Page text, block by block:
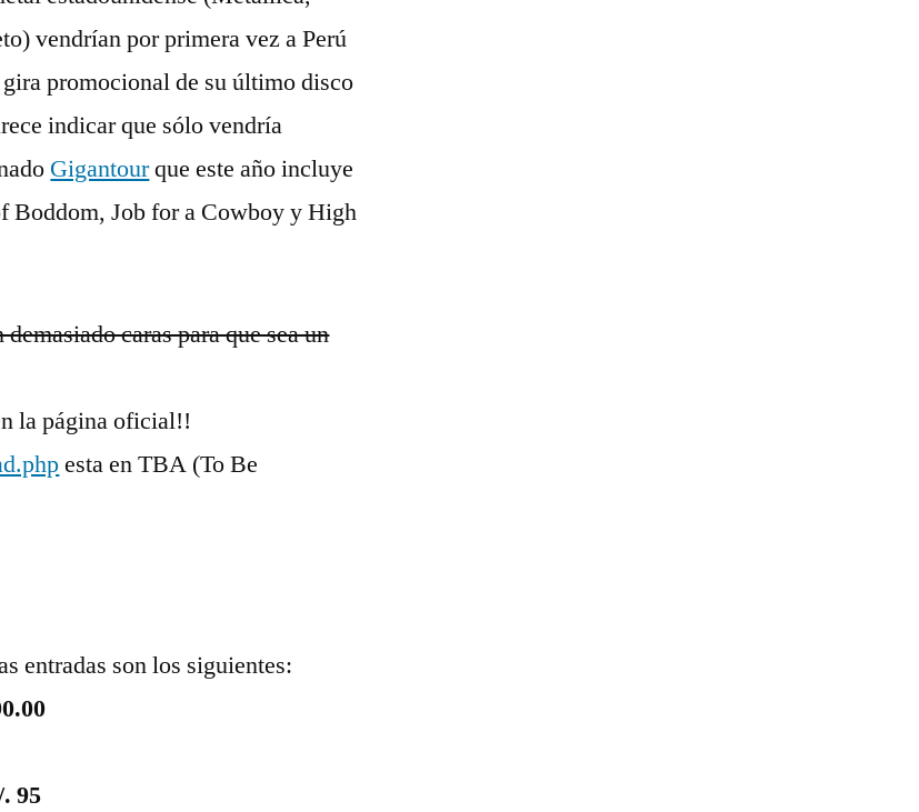
vendrí­an por primera vez a Perú
promocional de su último disco
indicar que sólo vendrí­a
Gigantourque este año incluye
Boddom, Job for a Cowboy y High
caras para que sea un
la página oficial!!
esta en TBA (To Be
entradas son los siguientes:
95